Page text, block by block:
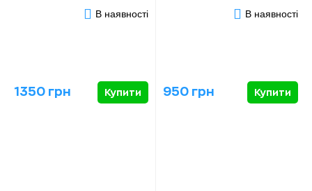
В наявності
1350 грн Купити
В наявності
950 грн Купити